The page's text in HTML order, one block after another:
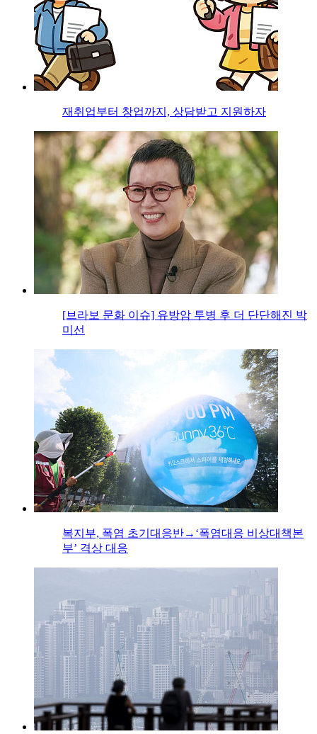
재취업부터 창업까지, 상담받고 지원하자
[브라보 문화 이슈] 유방암 투병 후 더 단단해진 박
미선
복지부, 폭염 초기대응반→‘폭염대응 비상대책본
부’ 격상 대응